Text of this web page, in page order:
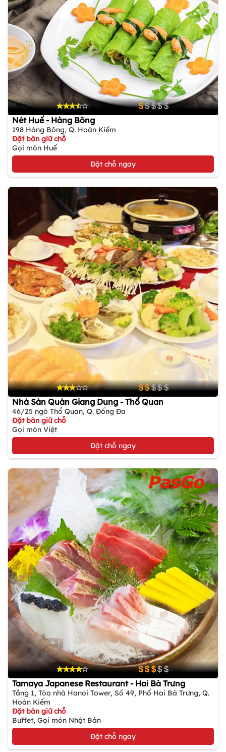
Nét Huế - Hàng Bông
198 Hàng Bông, Q. Hoàn Kiếm
Đặt bàn giữ chỗ
Gọi món Huế
Đặt chỗ ngay
Nhà Sàn Quán Giang Dung - Thổ Quan
46/25 ngõ Thổ Quan, Q. Đống Đa
Đặt bàn giữ chỗ
Gọi món Việt
Đặt chỗ ngay
Tamaya Japanese Restaurant - Hai Bà Trưng
Tầng 1, Tòa nhà Hanoi Tower, Số 49, Phố Hai Bà Trưng, Q.
Hoàn Kiếm
Đặt bàn giữ chỗ
Buffet, Gọi món Nhật Bản
Đặt chỗ ngay